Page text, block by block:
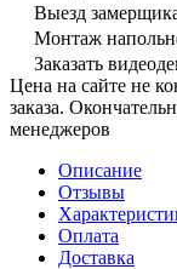
Выезд
Монтаж
Заказать
Цена на сайте не
заказа.
менеджеров
Описание
Отзывы
Оплата
Доставка